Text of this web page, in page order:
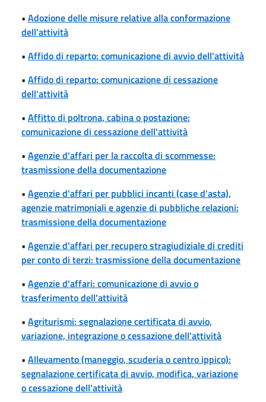
• Adozione delle misure relative alla conformazione
dell'attività
• Affido di reparto: comunicazione di avvio dell'attività
• Affido di reparto: comunicazione di cessazione
dell'attività
• Affitto di poltrona, cabina o postazione:
comunicazione di cessazione dell'attività
• Agenzie d'affari per la raccolta di scommesse:
trasmissione della documentazione
• Agenzie d'affari per pubblici incanti (case d'asta),
agenzie matrimoniali e agenzie di pubbliche relazioni:
trasmissione della documentazione
• Agenzie d'affari per recupero stragiudiziale di crediti
per conto di terzi: trasmissione della documentazione
• Agenzie d'affari: comunicazione di avvio o
trasferimento dell'attività
• Agriturismi: segnalazione certificata di avvio,
variazione, integrazione o cessazione dell'attività
• Allevamento (maneggio, scuderia o centro ippico):
segnalazione certificata di avvio, modifica, variazione
o cessazione dell'attività